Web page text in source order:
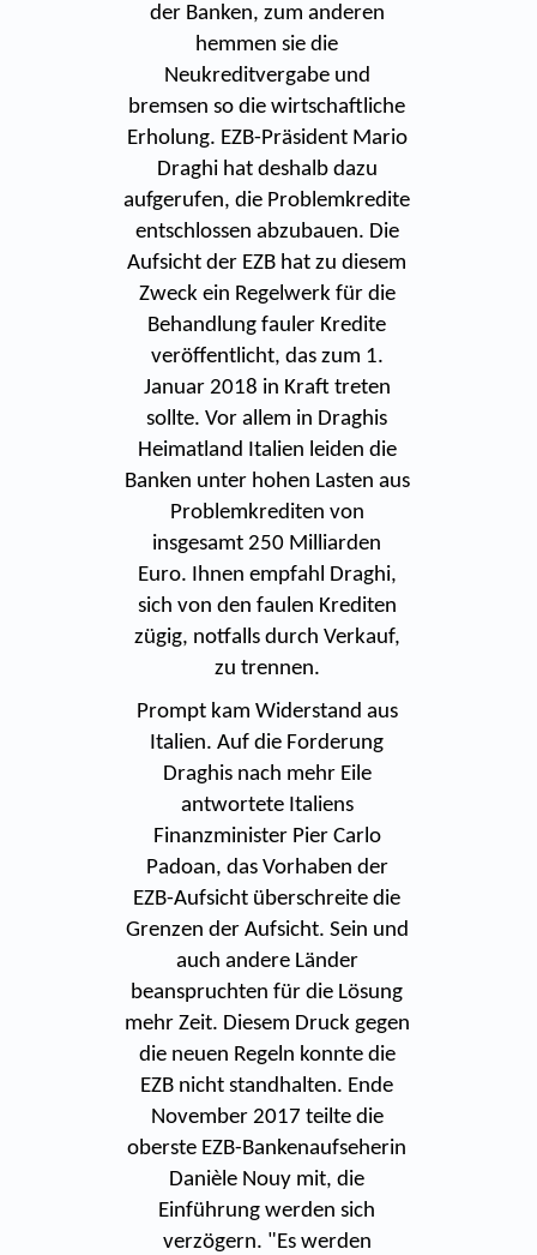
der Banken, zum anderen
hemmen sie die
Neukreditvergabe und
bremsen so die wirtschaftliche
Erholung. EZB-Präsident Mario
Draghi hat deshalb dazu
aufgerufen, die Problemkredite
entschlossen abzubauen. Die
Aufsicht der EZB hat zu diesem
Zweck ein Regelwerk für die
Behandlung fauler Kredite
veröffentlicht, das zum 1.
Januar 2018 in Kraft treten
sollte. Vor allem in Draghis
Heimatland Italien leiden die
Banken unter hohen Lasten aus
Problemkrediten von
insgesamt 250 Milliarden
Euro. Ihnen empfahl Draghi,
sich von den faulen Krediten
zügig, notfalls durch Verkauf,
zu trennen.
Prompt kam Widerstand aus
Italien. Auf die Forderung
Draghis nach mehr Eile
antwortete Italiens
Finanzminister Pier Carlo
Padoan, das Vorhaben der
EZB-Aufsicht überschreite die
Grenzen der Aufsicht. Sein und
auch andere Länder
beanspruchten für die Lösung
mehr Zeit. Diesem Druck gegen
die neuen Regeln konnte die
EZB nicht standhalten. Ende
November 2017 teilte die
oberste EZB-Bankenaufseherin
Danièle Nouy mit, die
Einführung werden sich
verzögern. "Es werden